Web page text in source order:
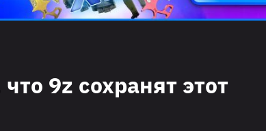
9z сохранят этот